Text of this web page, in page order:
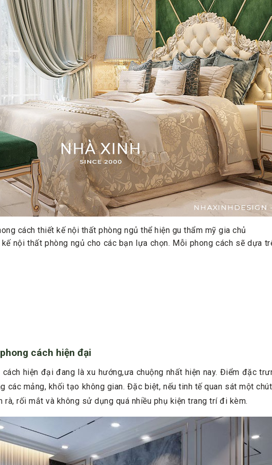
cách thiết kế nội thất phòng ngủ thể hiện gu thẩm mỹ gia chủ
nội thất phòng ngủ cho các bạn lựa chọn. Mỗi phong cách sẽ dựa
cách hiện đại
hiện đại đang là xu hướng,ưa chuộng nhất hiện nay. Điểm đặc
các mảng, khối tạo không gian. Đặc biệt, nếu tinh tế quan sát một
rà, rối mắt và không sử dụng quá nhiều phụ kiện trang trí đi kèm.